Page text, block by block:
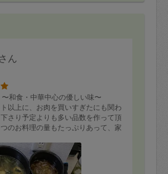
ん
〜和食・中華中心の優しい味〜
以上に、お肉を買いすぎたにも関わ
さり予定よりも多い品数を作って頂
のお料理の量もたっぷりあって、家
い食べられる量でした。３時間でこ
ュームは神技だなと思いました。子
薄めの味付けをリクエストしました
く頂きました。ありがとうございま